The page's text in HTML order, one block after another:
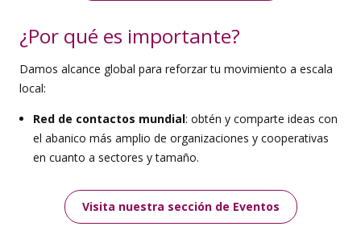
¿Por qué es importante?
Damos alcance global para reforzar tu movimiento a escala
local:
Red de contactos mundial: obtén y comparte ideas con
el abanico más amplio de organizaciones y cooperativas
en cuanto a sectores y tamaño.
Visita nuestra sección de Eventos